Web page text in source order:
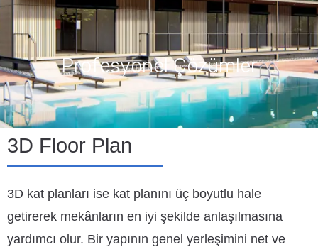
Profesyonel Çözümler
3D Floor Plan
3D kat planları ise kat planını üç boyutlu hale
getirerek mekânların en iyi şekilde anlaşılmasına
yardımcı olur. Bir yapının genel yerleşimini net ve